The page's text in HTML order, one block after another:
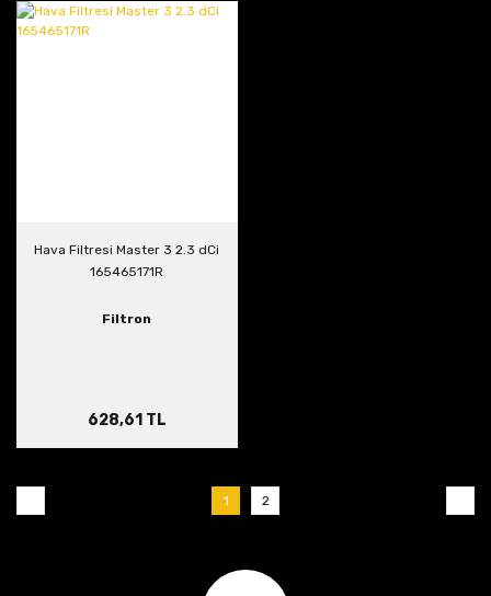
Hava Filtresi Master 3 2.3 dCi
165465171R
Filtron
628,61 TL
1 2